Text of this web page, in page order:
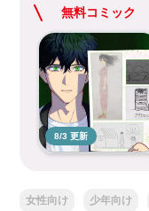
無料コミック
8/3 更新
女性向け 少年向け